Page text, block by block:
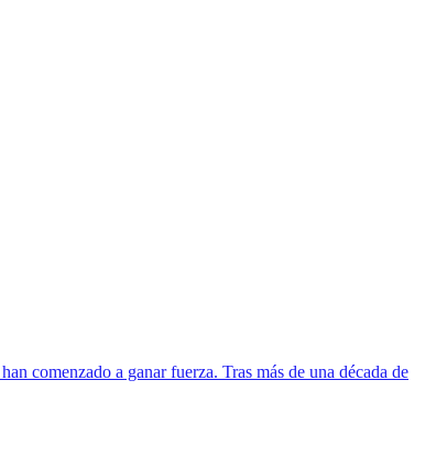
comenzado a ganar fuerza. Tras más de una década de